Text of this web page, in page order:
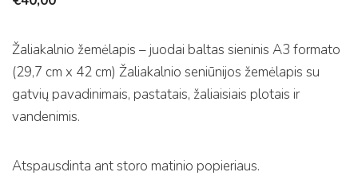
Žaliakalnio žemėlapis – juodai baltas sieninis A3 formato
(29,7 cm x 42 cm) Žaliakalnio seniūnijos žemėlapis su
gatvių pavadinimais, pastatais, žaliaisiais plotais ir
vandenimis.
Atspausdinta ant storo matinio popieriaus.